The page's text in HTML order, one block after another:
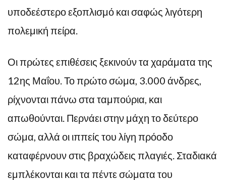
υποδεέστερο εξοπλισμό και σαφώς λιγότερη
πολεμική πείρα.
Οι πρώτες επιθέσεις ξεκινούν τα χαράματα της
12ης Μαΐου. Το πρώτο σώμα, 3.000 άνδρες,
ρίχνονται πάνω στα ταμπούρια, και
απωθούνται. Περνάει στην μάχη το δεύτερο
σώμα, αλλά οι ιππείς του λίγη πρόοδο
καταφέρνουν στις βραχώδεις πλαγιές. Σταδιακά
εμπλέκονται και τα πέντε σώματα του